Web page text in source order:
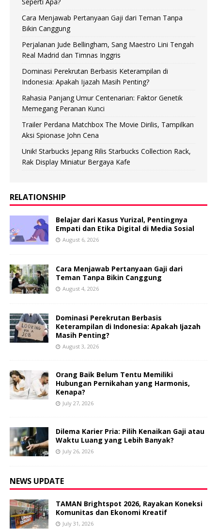
Cara Menjawab Pertanyaan Gaji dari Teman Tanpa
Bikin Canggung
Perjalanan Jude Bellingham, Sang Maestro Lini Tengah
Real Madrid dan Timnas Inggris
Dominasi Perekrutan Berbasis Keterampilan di
Indonesia: Apakah Ijazah Masih Penting?
Rahasia Panjang Umur Centenarian: Faktor Genetik
Memegang Peranan Kunci
Trailer Perdana Matchbox The Movie Dirilis, Tampilkan
Aksi Spionase John Cena
Unik! Starbucks Jepang Rilis Starbucks Collection Rack,
Rak Display Miniatur Bergaya Kafe
RELATIONSHIP
Belajar dari Kasus Yurizal, Pentingnya
Empati dan Etika Digital di Media Sosial
August 6, 2026
Cara Menjawab Pertanyaan Gaji dari
Teman Tanpa Bikin Canggung
August 4, 2026
Dominasi Perekrutan Berbasis
Keterampilan di Indonesia: Apakah Ijazah
Masih Penting?
August 3, 2026
Orang Baik Belum Tentu Memiliki
Hubungan Pernikahan yang Harmonis,
Kenapa?
July 27, 2026
Dilema Karier Pria: Pilih Kenaikan Gaji atau
Waktu Luang yang Lebih Banyak?
July 26, 2026
NEWS UPDATE
TAMAN Brightspot 2026, Rayakan Koneksi
Komunitas dan Ekonomi Kreatif
July 31, 2026